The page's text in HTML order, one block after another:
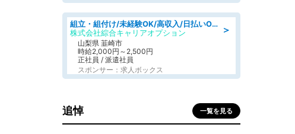
＞
組立・組付け/未経験OK/高収入/日払いOK/寮費無料/日勤
株式会社綜合キャリアオプション
山梨県 韮崎市
時給2,000円～2,500円
正社員 / 派遣社員
スポンサー：求人ボックス
追悼 一覧を見る